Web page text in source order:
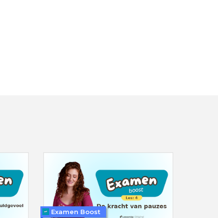
Examen Boost